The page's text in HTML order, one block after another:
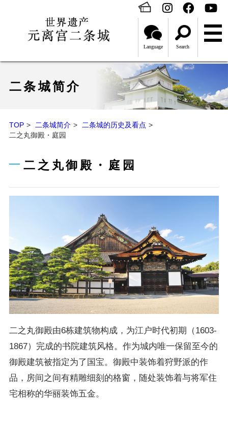
Language Search
二条城简介
TOP 二条城简介
二条城的历史及看点
二之丸御殿・庭园
二之丸御殿・庭园
二之丸御殿由6栋建筑物构成，为江户时代初期（1603-
1867）完成的书院建筑风格。作为城内唯一保留至今的
御殿建筑被指定为了国宝。御殿中装饰着狩野派的作
品，房间之间有精雕细刻的格窗，随处装饰着与将军住
宅相称的华丽装饰五金。